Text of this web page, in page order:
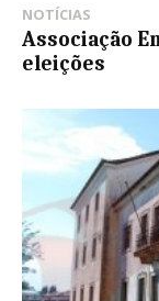
NOTÍCIAS
Associação
eleições